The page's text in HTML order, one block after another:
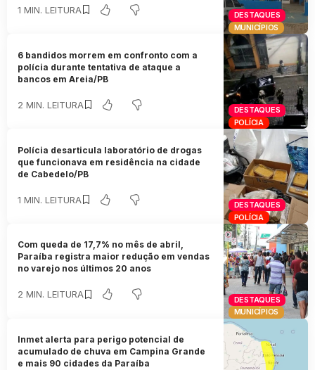
DESTAQUES
MUNICÍPIOS
1 MIN. LEITURA
DESTAQUES
POLÍCIA
6 bandidos morrem em confronto com a
polícia durante tentativa de ataque a
bancos em Areia/PB
2 MIN. LEITURA
DESTAQUES
POLÍCIA
Polícia desarticula laboratório de drogas
que funcionava em residência na cidade
de Cabedelo/PB
1 MIN. LEITURA
DESTAQUES
MUNICÍPIOS
Com queda de 17,7% no mês de abril,
Paraíba registra maior redução em vendas
no varejo nos últimos 20 anos
2 MIN. LEITURA
Inmet alerta para perigo potencial de
acumulado de chuva em Campina Grande
e mais 90 cidades da Paraíba